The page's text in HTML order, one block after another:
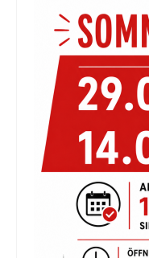
leasing /
preistool
kalender
specials
tout terrain
urban arrow
impressum